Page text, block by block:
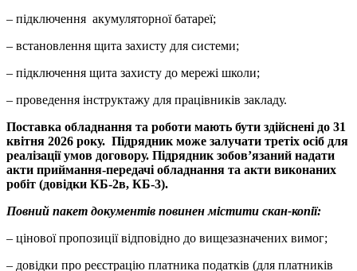
– підключення акумуляторної батареї;
– встановлення щита захисту для системи;
– підключення щита захисту до мережі школи;
– проведення інструктажу для працівників закладу.
Поставка обладнання та роботи мають бути здійснені до 31
квітня 2026 року. Підрядник може залучати третіх осіб для
реалізації умов договору. Підрядник зобов’язаний надати
акти приймання-передачі обладнання та акти виконаних
робіт (довідки КБ-2в, КБ-3).
Повний пакет документів повинен містити скан-копії:
– цінової пропозиції відповідно до вищезазначених вимог;
– довідки про реєстрацію платника податків (для платників